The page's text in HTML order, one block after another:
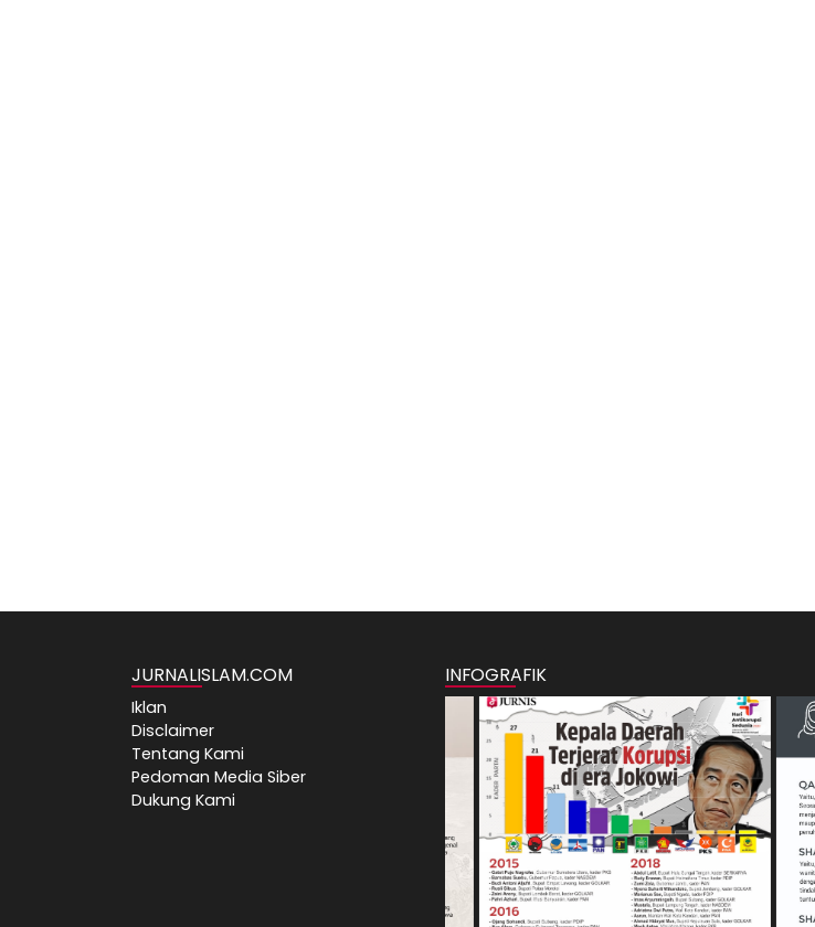
JURNALISLAM.COM
Iklan
Disclaimer
Tentang Kami
Pedoman Media Siber
Dukung Kami
INFOGRAFIK